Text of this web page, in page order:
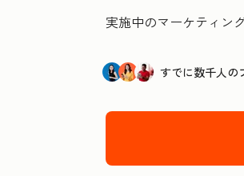
実施中のマーケティン
すでに数千人の